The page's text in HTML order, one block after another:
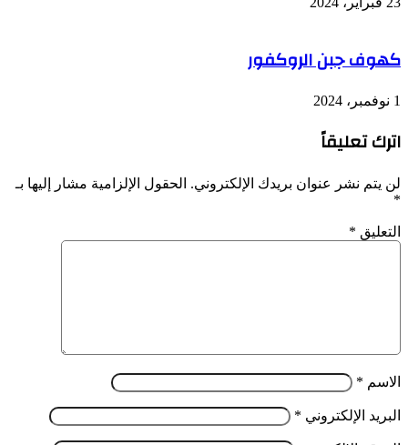
كهوف جبن الروكفور
1 نوفمبر، 2024
اترك تعليقاً
لن يتم نشر عنوان بريدك الإلكتروني. الحقول الإلزامية مشار إليها بـ
*
التعليق *
الاسم *
البريد الإلكتروني *